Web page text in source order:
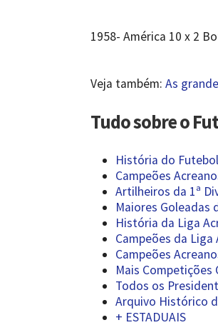
1958- América 10 x 2
Veja também: As
Tudo sobre o
História do
Campeões
Artilheiros da 1ª
Maiores Goleadas
História da Liga
Campeões da
Campeões
Mais Competições
Todos os
Arquivo Histórico
+ ESTADUAIS